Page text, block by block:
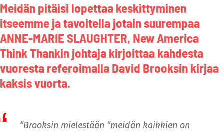
Meidän pitäisi lopettaa keskittyminen
itseemme ja tavoitella jotain suurempaa
ANNE-MARIE SLAUGHTER, New America
Think Thankin johtaja kirjoittaa kahdesta
vuoresta referoimalla David Brooksin kirjaa
kaksis vuorta.
“Brooksin mielestään “meidän kaikkien on